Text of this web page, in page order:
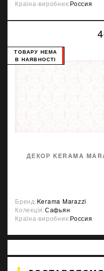
Країна-виробник:Россия
ДЕКОР KERAMA
ТОВАРУ НЕМА
В НАЯВНОСТІ
Бренд:Kerama Marazzi
Колекція:Сафьян
Країна-виробник:Россия